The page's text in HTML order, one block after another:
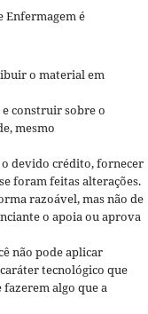
Enfermagem é
o material em
construir sobre o
mesmo
devido crédito, fornecer
foram feitas alterações.
razoável, mas não de
o apoia ou aprova
não pode aplicar
tecnológico que
algo que a